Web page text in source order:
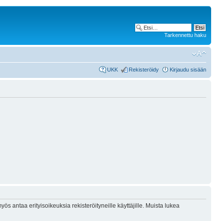
Tarkennettu haku
UKK Rekisteröidy Kirjaudu sisään
antaa erityisoikeuksia rekisteröityneille käyttäjille. Muista lukea